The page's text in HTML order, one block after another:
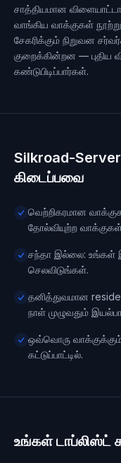
சாத்தியமான
வாங்கிய வாக்குகள்
சேகரிக்கும் நிறுவன
குறைக்கின்றன —
கண்டுபிடிப்பார்கள்.
Silkroad-
கிடைப்பவை
வெற்றிகரமான
தோல்வியுற்ற
சந்தா இல்லை: உங்கள்
செலவிடுங்கள்.
தனித்துவமான
நாள் முழுவதும்
ஒவ்வொரு
கட்டுப்பாட்டில்.
உங்கள் டாப்லிஸ்ட்